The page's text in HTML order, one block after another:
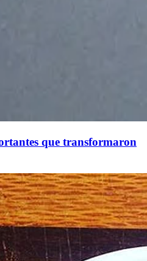
que transformaron